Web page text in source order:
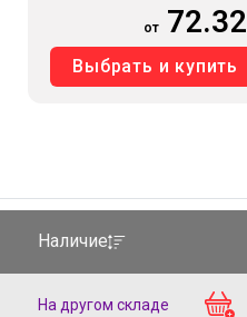
от 72.32
Выбрать и купить
Наличие
На другом складе